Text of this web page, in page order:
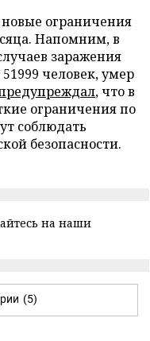
новые ограничения
Напомним, в
заражения
человек, умер
, что в
ограничения по
соблюдать
безопасности.
на наши
(5)